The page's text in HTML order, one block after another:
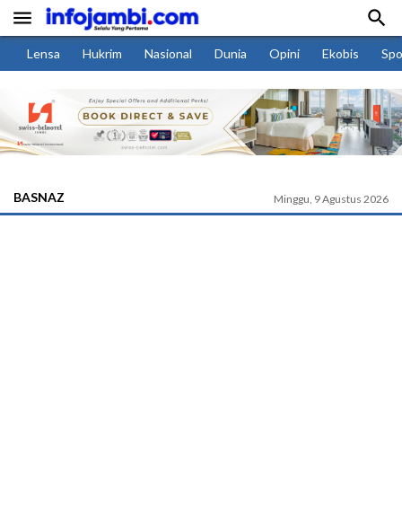
 
Lensa Hukrim Nasional Dunia Opini Ekobis
BASNAZ Minggu, 9 Agustus 2026